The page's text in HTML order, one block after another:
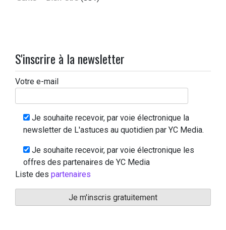
S'inscrire à la newsletter
Votre e-mail
Je souhaite recevoir, par voie électronique la
newsletter de L'astuces au quotidien par YC Media.
Je souhaite recevoir, par voie électronique les
offres des partenaires de YC Media
Liste des partenaires